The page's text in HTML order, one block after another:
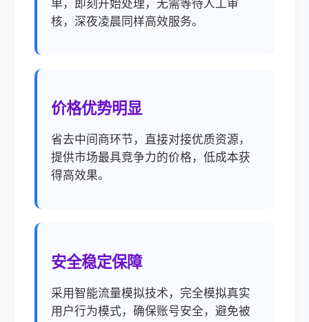
单，即刻开始处理，无需等待人工审
核，深夜凌晨同样高效服务。
价格优势明显
省去中间商环节，直接对接优质资源，
提供市场最具竞争力的价格，低成本获
得高效果。
安全稳定保障
采用智能流量模拟技术，完全模拟真实
用户行为模式，确保账号安全，避免被